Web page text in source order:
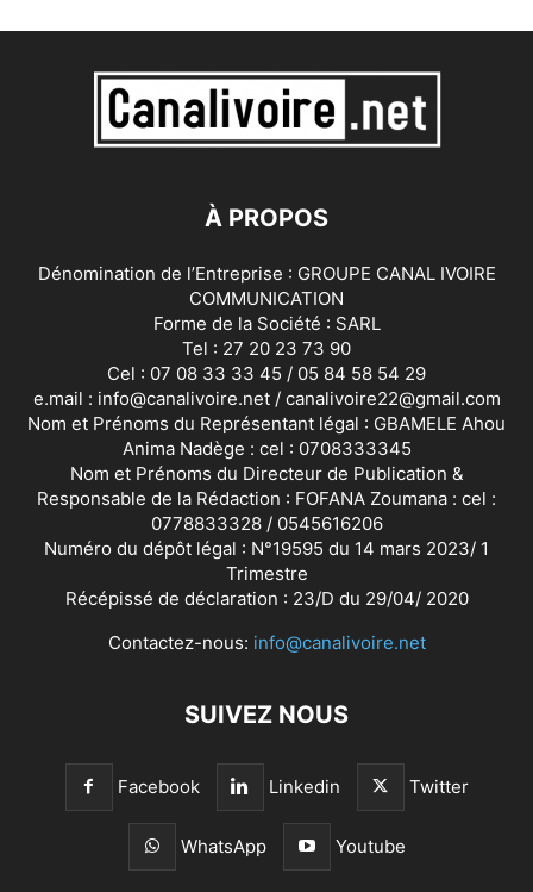
À PROPOS
Dénomination de l’Entreprise : GROUPE CANAL IVOIRE
COMMUNICATION
Forme de la Société : SARL
Tel : 27 20 23 73 90
Cel : 07 08 33 33 45 / 05 84 58 54 29
e.mail : info@canalivoire.net / canalivoire22@gmail.com
Nom et Prénoms du Représentant légal : GBAMELE Ahou
Anima Nadège : cel : 0708333345
Nom et Prénoms du Directeur de Publication &
Responsable de la Rédaction : FOFANA Zoumana : cel :
0778833328 / 0545616206
Numéro du dépôt légal : N°19595 du 14 mars 2023/ 1
Trimestre
Récépissé de déclaration : 23/D du 29/04/ 2020
Contactez-nous: info@canalivoire.net
SUIVEZ NOUS
Facebook Linkedin Twitter
WhatsApp Youtube